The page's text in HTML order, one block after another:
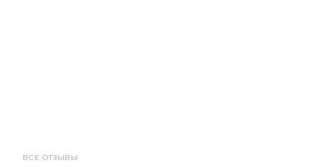
ВСЕ ОТЗЫВЫ